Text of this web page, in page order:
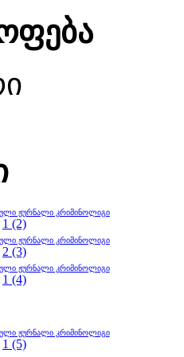
ჟურნალი კრიმინოლიგი
1 (2)
ჟურნალი კრიმინოლიგი
2 (3)
ჟურნალი კრიმინოლიგი
1 (4)
ჟურნალი კრიმინოლიგი
1 (5)